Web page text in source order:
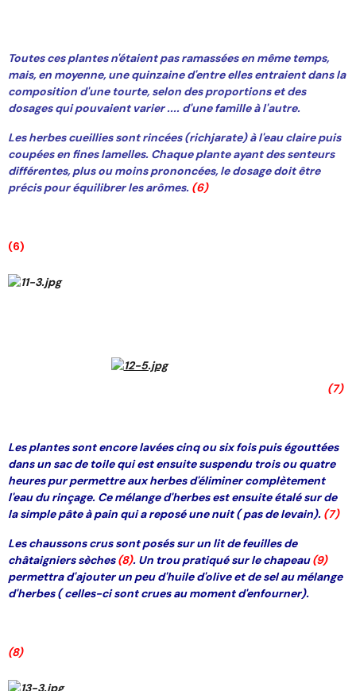
Toutes ces plantes n'étaient pas ramassées en même temps,
mais, en moyenne, une quinzaine d'entre elles entraient dans la
composition d'une tourte, selon des proportions et des
dosages qui pouvaient varier .... d'une famille à l'autre.
Les herbes cueillies sont rincées (richjarate) à l'eau claire puis
coupées en fines lamelles. Chaque plante ayant des senteurs
différentes, plus ou moins prononcées, le dosage doit être
précis pour équilibrer les arômes. (6)
(6)
(7)
Les plantes sont encore lavées cinq ou six fois puis égouttées
dans un sac de toile qui est ensuite suspendu trois ou quatre
heures pur permettre aux herbes d'éliminer complètement
l'eau du rinçage. Ce mélange d'herbes est ensuite étalé sur de
la simple pâte à pain qui a reposé une nuit ( pas de levain). (7)
Les chaussons crus sont posés sur un lit de feuilles de
châtaigniers sèches(8). Un trou pratiqué sur le chapeau(9)
permettra d'ajouter un peu d'huile d'olive et de sel au mélange
d'herbes ( celles-ci sont crues au moment d'enfourner).
(8)